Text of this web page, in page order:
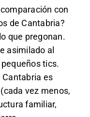
con
de Cantabria?
que pregonan.
asimilado al
tics.
es
vez menos,
familiar,